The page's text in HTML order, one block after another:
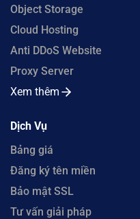
Object Storage
Cloud Hosting
Anti DDoS Website
Proxy Server
Xem thêm
Dịch Vụ
Bảng giá
Đăng ký tên miền
Bảo mật SSL
Tư vấn giải pháp